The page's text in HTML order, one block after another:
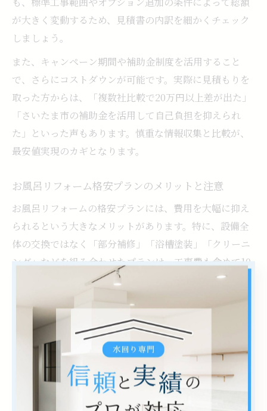
が大きく変動するため、見積書の内訳を細かくチェック
しましょう。
また、キャンペーン期間や補助金制度を活用すること
で、さらにコストダウンが可能です。実際に見積もりを
取った方からは、「複数社比較で20万円以上差が出た」
「さいたま市の補助金を活用して自己負担を抑えられ
た」といった声もあります。慎重な情報収集と比較が、
最安値実現のカギとなります。
お風呂リフォーム格安プランのメリットと注意
お風呂リフォームの格安プランには、費用を大幅に抑え
られるという大きなメリットがあります。特に、設備全
体の交換ではなく「部分補修」「浴槽塗装」「クリーニ
ング」などを組み合わせたプランは、工事費も含めて10
万円台から実現可能です。
ただし、格安プランを選ぶ際にはいくつかの注意点があ
ります。まず、施工範囲が限定されている場合、将来の
追加修繕が必要になる可能性があります。また、保証や
アフターサービスが十分かどうかも必ず確認しましょ
う。格安だからといって、耐久性や仕上がり品質が犠牲
になっていないか、実際の施工事例や口コミを参考にす